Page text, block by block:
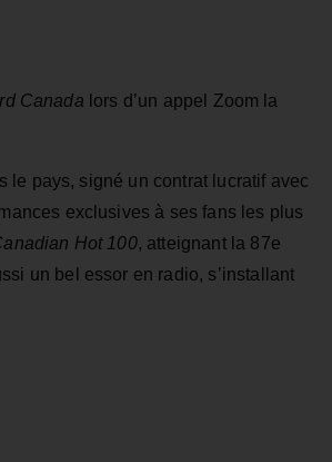
Canada lors d’un appel Zoom la
le pays, signé un contrat lucratif avec
exclusives à ses fans les plus
Hot 100, atteignant la 87e
un bel essor en radio, s’installant